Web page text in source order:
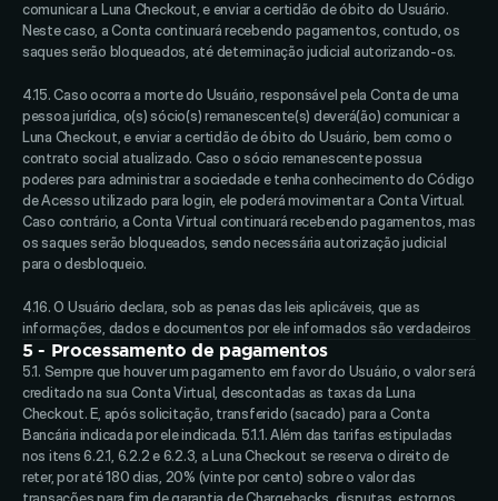
comunicar a Luna Checkout, e enviar a certidão de óbito do Usuário.
Neste caso, a Conta continuará recebendo pagamentos, contudo, os
saques serão bloqueados, até determinação judicial autorizando-os.
4.15. Caso ocorra a morte do Usuário, responsável pela Conta de uma
pessoa jurídica, o(s) sócio(s) remanescente(s) deverá(ão) comunicar a
Luna Checkout, e enviar a certidão de óbito do Usuário, bem como o
contrato social atualizado. Caso o sócio remanescente possua
poderes para administrar a sociedade e tenha conhecimento do Código
de Acesso utilizado para login, ele poderá movimentar a Conta Virtual.
Caso contrário, a Conta Virtual continuará recebendo pagamentos, mas
os saques serão bloqueados, sendo necessária autorização judicial
para o desbloqueio.
4.16. O Usuário declara, sob as penas das leis aplicáveis, que as
informações, dados e documentos por ele informados são verdadeiros
5 - Processamento de pagamentos
5.1. Sempre que houver um pagamento em favor do Usuário, o valor será
creditado na sua Conta Virtual, descontadas as taxas da Luna
Checkout. E, após solicitação, transferido (sacado) para a Conta
Bancária indicada por ele indicada. 5.1.1. Além das tarifas estipuladas
nos itens 6.2.1, 6.2.2 e 6.2.3, a Luna Checkout se reserva o direito de
reter, por até 180 dias, 20% (vinte por cento) sobre o valor das